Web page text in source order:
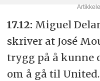
17.12: Miguel
skriver at José
trygg på å kunne
om å gå til